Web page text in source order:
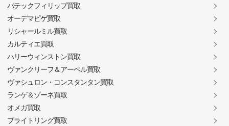
パテックフィリップ買取
オーデマピゲ買取
リシャールミル買取
カルティエ買取
ハリーウィンストン買取
ヴァンクリーフ＆アーペル買取
ヴァシュロン・コンスタンタン買取
ランゲ＆ゾーネ買取
オメガ買取
ブライトリング買取